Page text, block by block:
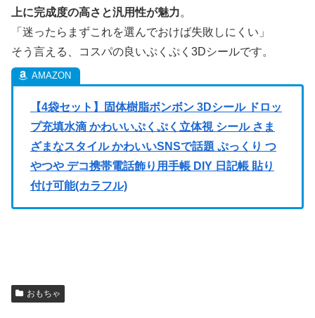
上に完成度の高さと汎用性が魅力。
「迷ったらまずこれを選んでおけば失敗しにくい」
そう言える、コスパの良いぷくぷく3Dシールです。
【4袋セット】固体樹脂ボンボン 3Dシール ドロッ
プ充填水滴 かわいいぷくぷく立体視 シール さま
ざまなスタイル かわいいSNSで話題 ぷっくり つ
やつや デコ携帯電話飾り用手帳 DIY 日記帳 貼り
付け可能(カラフル)
おもちゃ